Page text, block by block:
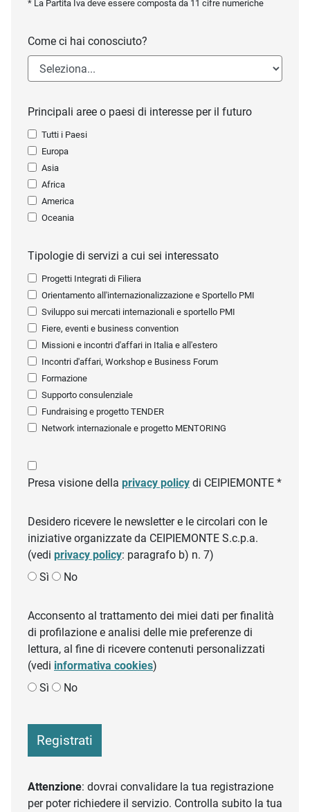
* La Partita Iva deve essere composta da 11 cifre numeriche
Come ci hai conosciuto?
Principali aree o paesi di interesse per il futuro
Tutti i Paesi
Europa
Asia
Africa
America
Oceania
Tipologie di servizi a cui sei interessato
Progetti Integrati di Filiera
Orientamento all'internazionalizzazione e Sportello PMI
Sviluppo sui mercati internazionali e sportello PMI
Fiere, eventi e business convention
Missioni e incontri d'affari in Italia e all'estero
Incontri d'affari, Workshop e Business Forum
Formazione
Supporto consulenziale
Fundraising e progetto TENDER
Network internazionale e progetto MENTORING
Presa visione della privacy policy di CEIPIEMONTE *
Desidero ricevere le newsletter e le circolari con le
iniziative organizzate da CEIPIEMONTE S.c.p.a.
(vedi privacy policy: paragrafo b) n. 7)
Sì
No
Acconsento al trattamento dei miei dati per finalità
di profilazione e analisi delle mie preferenze di
lettura, al fine di ricevere contenuti personalizzati
(vedi informativa cookies)
Sì
No
Registrati
Attenzione: dovrai convalidare la tua registrazione
per poter richiedere il servizio. Controlla subito la tua